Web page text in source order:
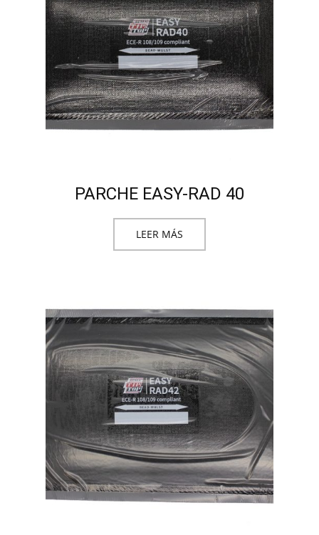
PARCHE EASY-RAD 40
LEER MÁS